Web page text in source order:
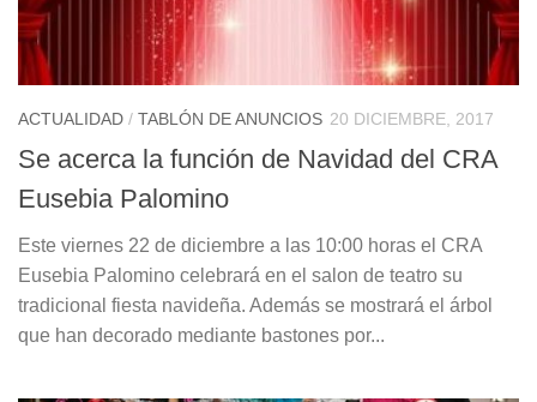
ACTUALIDAD / TABLÓN DE ANUNCIOS 20 DICIEMBRE, 2017
Se acerca la función de Navidad del CRA
Eusebia Palomino
Este viernes 22 de diciembre a las 10:00 horas el CRA
Eusebia Palomino celebrará en el salon de teatro su
tradicional fiesta navideña. Además se mostrará el árbol
que han decorado mediante bastones por...